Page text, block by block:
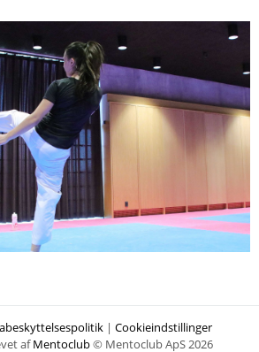
| Cookieindstillinger
afMentoclub© Mentoclub ApS 2026